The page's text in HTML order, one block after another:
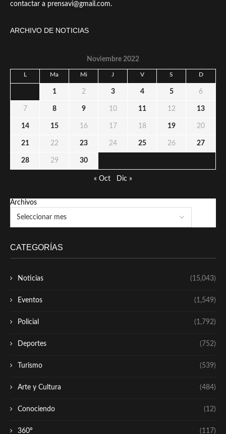
contactar a prensavi@gmail.com.
ARCHIVO DE NOTICIAS
Noviembre 2022
L Ma Mi J V S D
1 2 3 4 5 6
7 8 9 10 11 12 13
14 15 16 17 18 19 20
21 22 23 24 25 26 27
28 29 30
« Oct Dic »
Archivos
CATEGORÍAS
Noticias (15,043)
Eventos (1,549)
Policial (1,792)
Deportes (752)
Turismo (539)
Arte y Cultura (484)
Conociendo (12)
360º (117)